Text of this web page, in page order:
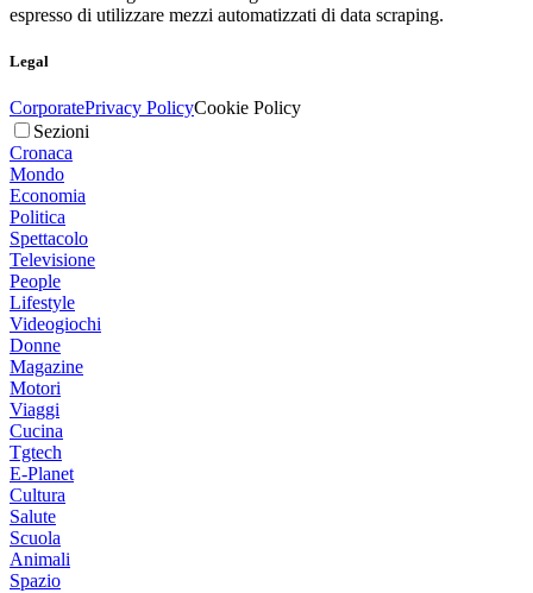
espresso di utilizzare mezzi automatizzati di data scraping.
Legal
CorporatePrivacy PolicyCookie Policy
Sezioni
Cronaca
Mondo
Economia
Politica
Spettacolo
Televisione
People
Lifestyle
Videogiochi
Donne
Magazine
Motori
Viaggi
Cucina
Tgtech
E-Planet
Cultura
Salute
Scuola
Animali
Spazio